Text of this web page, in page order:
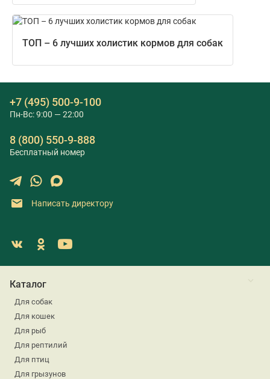
ТОП – 6 лучших холистик кормов для собак
+7 (495) 500-9-100
Пн-Вс: 9:00 — 22:00
8 (800) 550-9-888
Бесплатный номер
Написать директору
Каталог
Для собак
Для кошек
Для рыб
Для рептилий
Для птиц
Для грызунов